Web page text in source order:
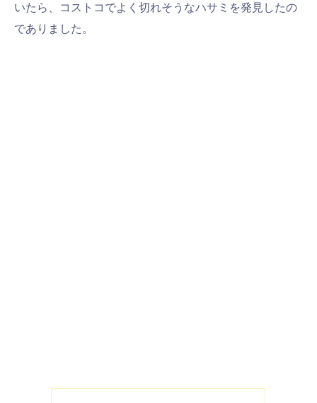
いたら、コストコでよく切れそうなハサミを発見したの
でありました。